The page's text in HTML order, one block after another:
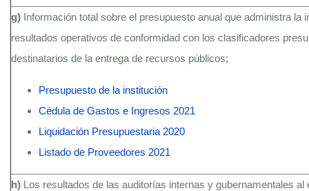
g) Información total sobre el presupuesto anual que administra
resultados operativos de conformidad con los clasificadores
destinatarios de la entrega de recursos públicos;
Presupuesto de la institución
Cédula de Gastos e Ingresos 2021
Liquidación Presupuestaria 2020
Listado de Proveedores 2021
h) Los resultados de las auditorías internas y gubernamentales al